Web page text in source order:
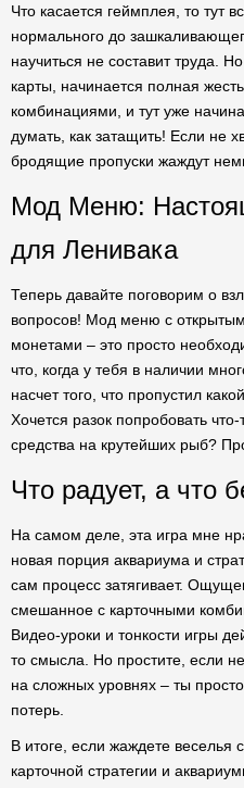
Что касается геймплея, то тут
нормального до
научиться не составит труда.
карты, начинается полная
комбинациями, и тут уже
думать, как затащить! Если не
бродящие пропуски жаждут
Мод Меню:
для Ленивака
Теперь давайте поговорим о
вопросов! Мод меню с
монетами – это просто
что, когда у тебя в наличии
насчет того, что пропустил
Хочется разок попробовать
средства на крутейших рыб?
Что радует, а что
На самом деле, эта игра мне
новая порция аквариума и
сам процесс затягивает.
смешанное с карточными
Видео-уроки и тонкости игры
то смысла. Но простите, если
на сложных уровнях – ты
потерь.
В итоге, если жаждете веселья
карточной стратегии и